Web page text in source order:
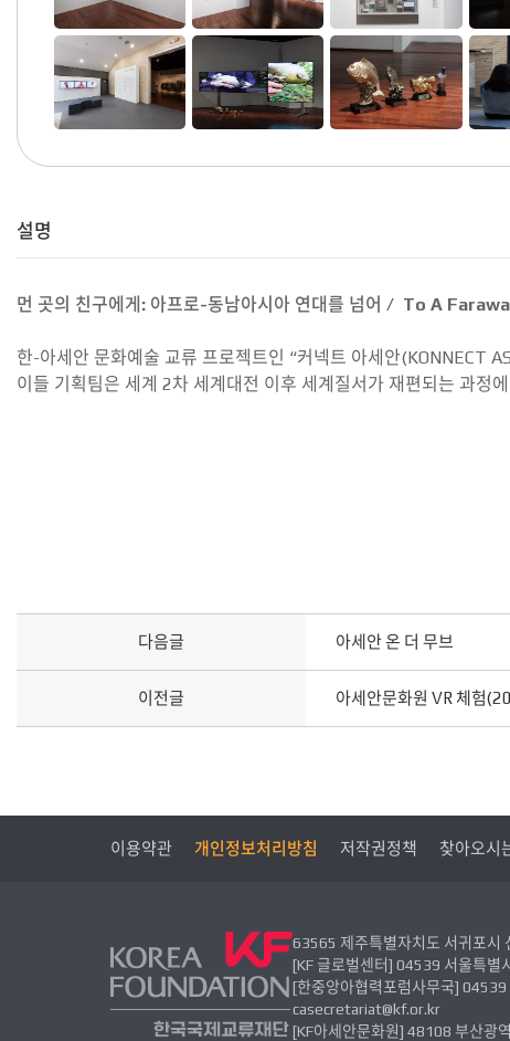
설명
먼 곳의 친구에게: 아프로-동남아시아 연대를 넘어 / To A
한-아세안 문화예술 교류 프로젝트인 “커넥트 아세안(KONNECT
이들 기획팀은 세계 2차 세계대전 이후 세계질서가 재편되는 과정
다음글 아세안 온 더 무브
이전글 아세안문화원 VR 체험
이용약관 개인정보처리방침 저작권정책 찾아오시
63565 제주특별자치도 서귀포
[KF 글로벌센터] 04539 서울특
[한중앙아협력포럼사무국]
casecretariat@kf.or.kr
[KF아세안문화원] 48108 부산광